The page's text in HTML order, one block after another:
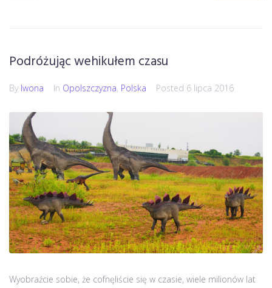
Podróżując wehikułem czasu
By Iwona In Opolszczyzna, Polska Posted 6 lipca 2016
Wyobraźcie sobie, że cofnęliście się w czasie, wiele milionów lat